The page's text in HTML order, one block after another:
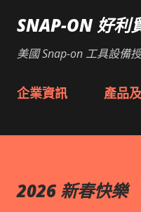
跳
SNAP-ON 好利
美國 Snap-on 工具設備
企業資訊 產品
2026 新春快樂